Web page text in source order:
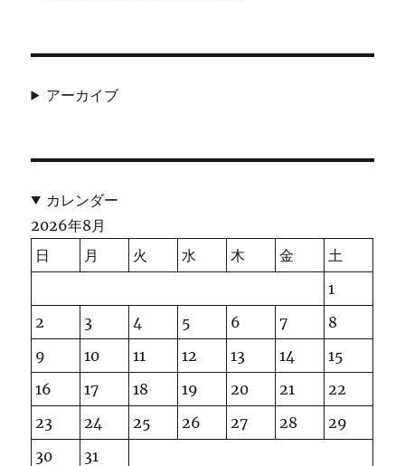
アーカイブ
カレンダー
2026年8月
日
月 火 水 木 金
土
1
2
3 4 5 6 7
8
9
10 11 12 13 14
15
16
17 18 19 20 21
22
23
24 25 26 27 28
29
30
31